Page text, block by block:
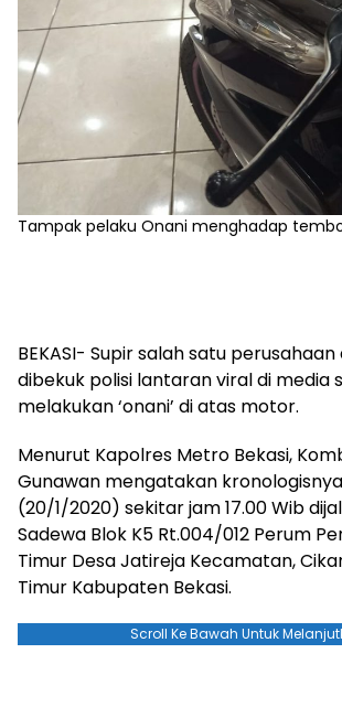
Tampak pelaku Onani menghadap
BEKASI- Supir salah satu
dibekuk polisi lantaran viral di media
melakukan ‘onani’ di atas motor.
Menurut Kapolres Metro Bekasi,
Gunawan mengatakan
(20/1/2020) sekitar jam 17.00 Wib
Sadewa Blok K5 Rt.004/012 Perum
Timur Desa Jatireja Kecamatan,
Timur Kabupaten Bekasi.
Scroll Ke Bawah Untuk